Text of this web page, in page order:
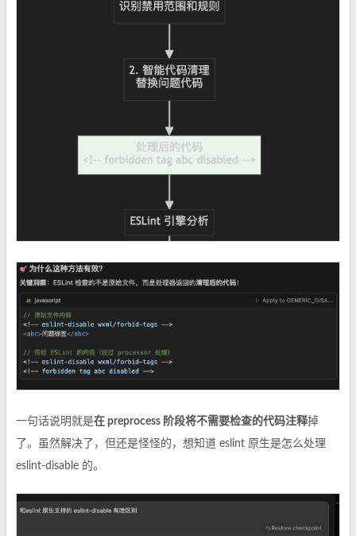
一句话说明就是在 preprocess 阶段将不需要检查的代码注释掉
了。虽然解决了，但还是怪怪的，想知道 eslint 原生是怎么处理
eslint-disable 的。